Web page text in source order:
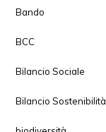
Bando
BCC
Bilancio Sociale
Bilancio Sostenibilità